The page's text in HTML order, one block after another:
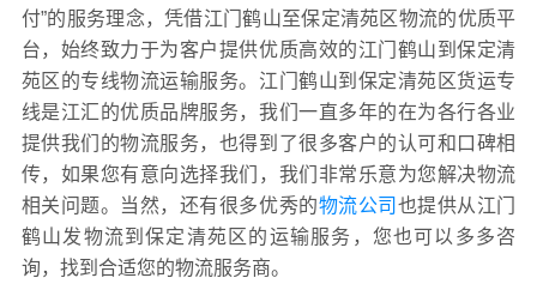
付”的服务理念，凭借江门鹤山至保定清苑区物流的优质平
台，始终致力于为客户提供优质高效的江门鹤山到保定清
苑区的专线物流运输服务。江门鹤山到保定清苑区货运专
线是江汇的优质品牌服务，我们一直多年的在为各行各业
提供我们的物流服务，也得到了很多客户的认可和口碑相
传，如果您有意向选择我们，我们非常乐意为您解决物流
相关问题。当然，还有很多优秀的物流公司 也提供从江门
鹤山发物流到保定清苑区的运输服务，您也可以多多咨
询，找到合适您的物流服务商。